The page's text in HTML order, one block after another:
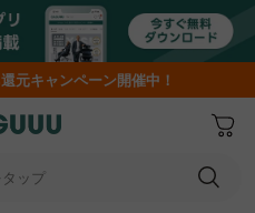
元キャンペーン開催中！
ップ